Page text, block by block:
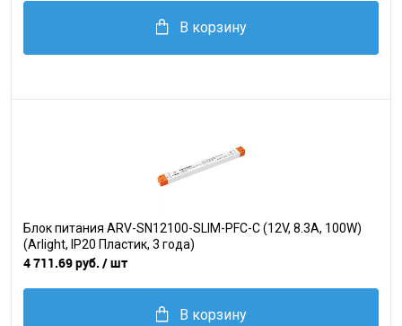
В корзину
Блок питания ARV-SN12100-SLIM-PFC-C (12V, 8.3A, 100W)
(Arlight, IP20 Пластик, 3 года)
4 711.69 руб. / шт
В корзину